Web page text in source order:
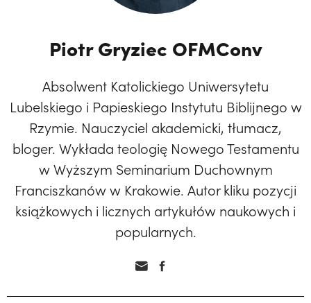
Piotr Gryziec OFMConv
Absolwent Katolickiego Uniwersytetu
Lubelskiego i Papieskiego Instytutu Biblijnego w
Rzymie. Nauczyciel akademicki, tłumacz,
bloger. Wykłada teologię Nowego Testamentu
w Wyższym Seminarium Duchownym
Franciszkanów w Krakowie. Autor kliku pozycji
książkowych i licznych artykułów naukowych i
popularnych.